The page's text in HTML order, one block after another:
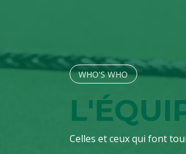
WHO'S W​​​​HO
Celles et ceux qui font